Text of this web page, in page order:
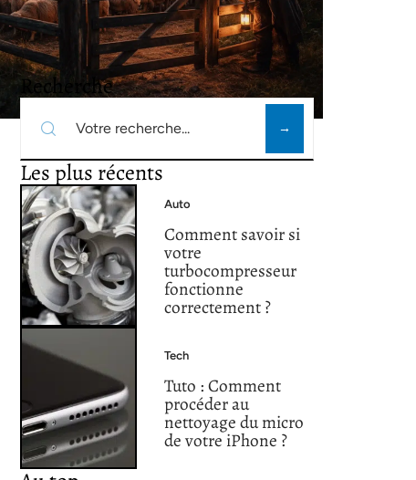
Recherche
Les plus récents
Auto
Comment savoir si
votre
turbocompresseur
fonctionne
correctement ?
Tech
Tuto : Comment
procéder au
nettoyage du micro
de votre iPhone ?